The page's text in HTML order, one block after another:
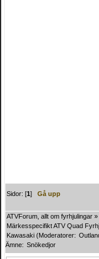
Sidor: [1]Gå upp
ATVForum, allt om fyrhjulingar »
Märkesspecifikt ATV Quad
Kawasaki (Moderatorer:
Ämne: Snökedjor